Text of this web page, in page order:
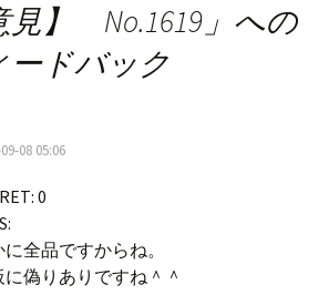
見】 No.1619 」への
ードバック
08 05:06
0
全品ですからね。
に偽りありですね＾＾